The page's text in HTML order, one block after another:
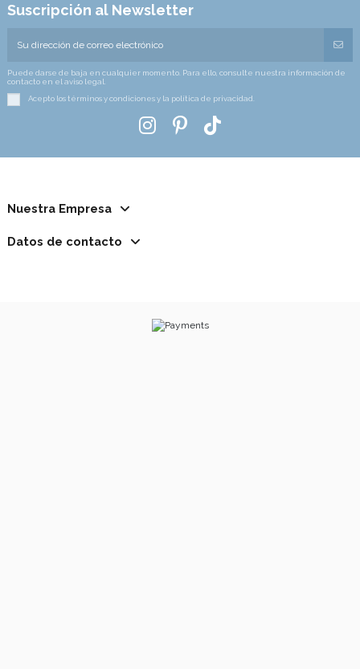
Suscripción al Newsletter
Puede darse de baja en cualquier momento. Para ello, consulte nuestra información de
contacto en el aviso legal.
Acepto los términos y condiciones y la política de privacidad.
Nuestra Empresa
Datos de contacto